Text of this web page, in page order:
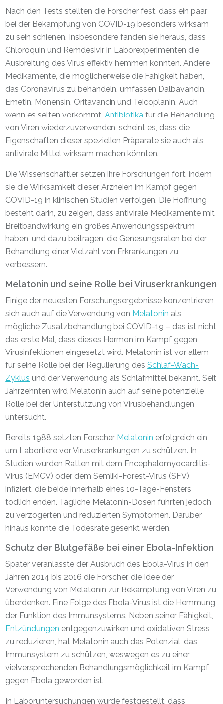
Nach den Tests stellten die Forscher fest, dass ein paar
bei der Bekämpfung von COVID-19 besonders wirksam
zu sein schienen. Insbesondere fanden sie heraus, dass
Chloroquin und Remdesivir in Laborexperimenten die
Ausbreitung des Virus effektiv hemmen konnten. Andere
Medikamente, die möglicherweise die Fähigkeit haben,
das Coronavirus zu behandeln, umfassen Dalbavancin,
Emetin, Monensin, Oritavancin und Teicoplanin. Auch
wenn es selten vorkommt,Antibiotika für die Behandlung
von Viren wiederzuverwenden, scheint es, dass die
Eigenschaften dieser speziellen Präparate sie auch als
antivirale Mittel wirksam machen könnten.
Die Wissenschaftler setzen ihre Forschungen fort, indem
sie die Wirksamkeit dieser Arzneien im Kampf gegen
COVID-19 in klinischen Studien verfolgen. Die Hoffnung
besteht darin, zu zeigen, dass antivirale Medikamente mit
Breitbandwirkung ein großes Anwendungsspektrum
haben, und dazu beitragen, die Genesungsraten bei der
Behandlung einer Vielzahl von Erkrankungen zu
verbessern.
Melatonin und seine Rolle bei Viruserkrankungen
Einige der neuesten Forschungsergebnisse konzentrieren
sich auch auf die Verwendung von Melatonin als
mögliche Zusatzbehandlung bei COVID-19 – das ist nicht
das erste Mal, dass dieses Hormon im Kampf gegen
Virusinfektionen eingesetzt wird. Melatonin ist vor allem
für seine Rolle bei der Regulierung desSchlaf-Wach-
Zyklus und der Verwendung als Schlafmittel bekannt. Seit
Jahrzehnten wird Melatonin auch auf seine potenzielle
Rolle bei der Unterstützung von Virusbehandlungen
untersucht.
Bereits 1988 setzten Forscher Melatonin erfolgreich ein,
um Labortiere vor Viruserkrankungen zu schützen. In
Studien wurden Ratten mit dem Encephalomyocarditis-
Virus (EMCV) oder dem Semliki-Forest-Virus (SFV)
infiziert, die beide innerhalb eines 10-Tage-Fensters
tödlich enden. Tägliche Melatonin-Dosen führten jedoch
zu verzögerten und reduzierten Symptomen. Darüber
hinaus konnte die Todesrate gesenkt werden.
Schutz der Blutgefäße bei einer Ebola-Infektion
Später veranlasste der Ausbruch des Ebola-Virus in den
Jahren 2014 bis 2016 die Forscher, die Idee der
Verwendung von Melatonin zur Bekämpfung von Viren zu
überdenken. Eine Folge des Ebola-Virus ist die Hemmung
der Funktion des Immunsystems. Neben seiner Fähigkeit,
Entzündungen entgegenzuwirken und oxidativen Stress
zu reduzieren, hat Melatonin auch das Potenzial, das
Immunsystem zu schützen, weswegen es zu einer
vielversprechenden Behandlungsmöglichkeit im Kampf
gegen Ebola geworden ist.
In Laboruntersuchungen wurde festgestellt, dass